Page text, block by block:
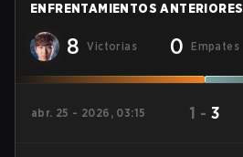
ENFRENTAMIENTOS ANTERIORES
8 Victorias 0 Empates
abr. 25 - 2026, 03:15 1 - 3